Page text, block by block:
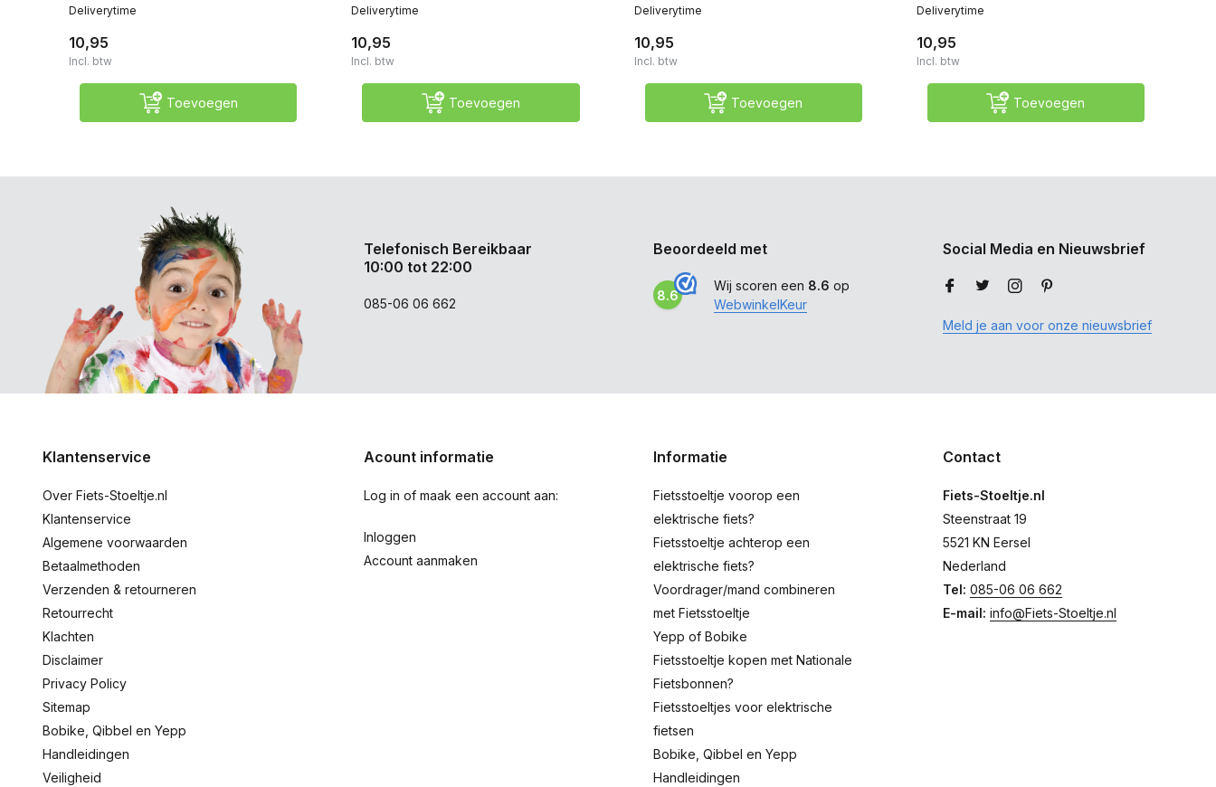
Deliverytime
10,95
Incl. btw
Toevoegen
Deliverytime
10,95
Incl. btw
Toevoegen
Deliverytime
10,95
Incl. btw
Toevoegen
Deliverytime
10,95
Incl. btw
Toevoegen
Telefonisch Bereikbaar
10:00 tot 22:00
085-06 06 662
Beoordeeld met
8.6
Wij scoren een 8.6 op
WebwinkelKeur
Social Media en Nieuwsbrief
Meld je aan voor onze nieuwsbrief
Klantenservice
Over Fiets-Stoeltje.nl
Klantenservice
Algemene voorwaarden
Betaalmethoden
Verzenden & retourneren
Retourrecht
Klachten
Disclaimer
Privacy Policy
Sitemap
Bobike, Qibbel en Yepp
Handleidingen
Veiligheid
Acount informatie
Log in of maak een account aan:
Inloggen
Account aanmaken
Informatie
Fietsstoeltje voorop een
elektrische fiets?
Fietsstoeltje achterop een
elektrische fiets?
Voordrager/mand combineren
met Fietsstoeltje
Yepp of Bobike
Fietsstoeltje kopen met Nationale
Fietsbonnen?
Fietsstoeltjes voor elektrische
fietsen
Bobike, Qibbel en Yepp
Handleidingen
Contact
Fiets-Stoeltje.nl
Steenstraat 19
5521 KN Eersel
Nederland
Tel: 085-06 06 662
E-mail: info@Fiets-Stoeltje.nl